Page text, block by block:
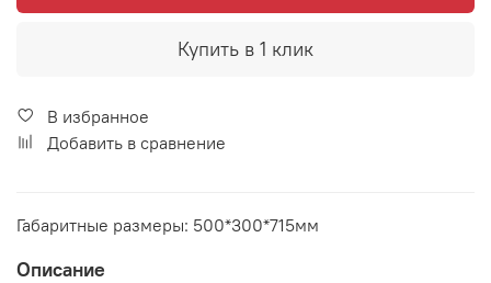
Купить в 1 клик
В избранное
Добавить в сравнение
Габаритные размеры: 500*300*715мм
Описание